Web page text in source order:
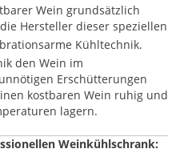
Wein grundsätzlich
Hersteller dieser speziellen
Kühltechnik.
den Wein im
Erschütterungen
kostbaren Wein ruhig und
lagern.
Weinkühlschrank: